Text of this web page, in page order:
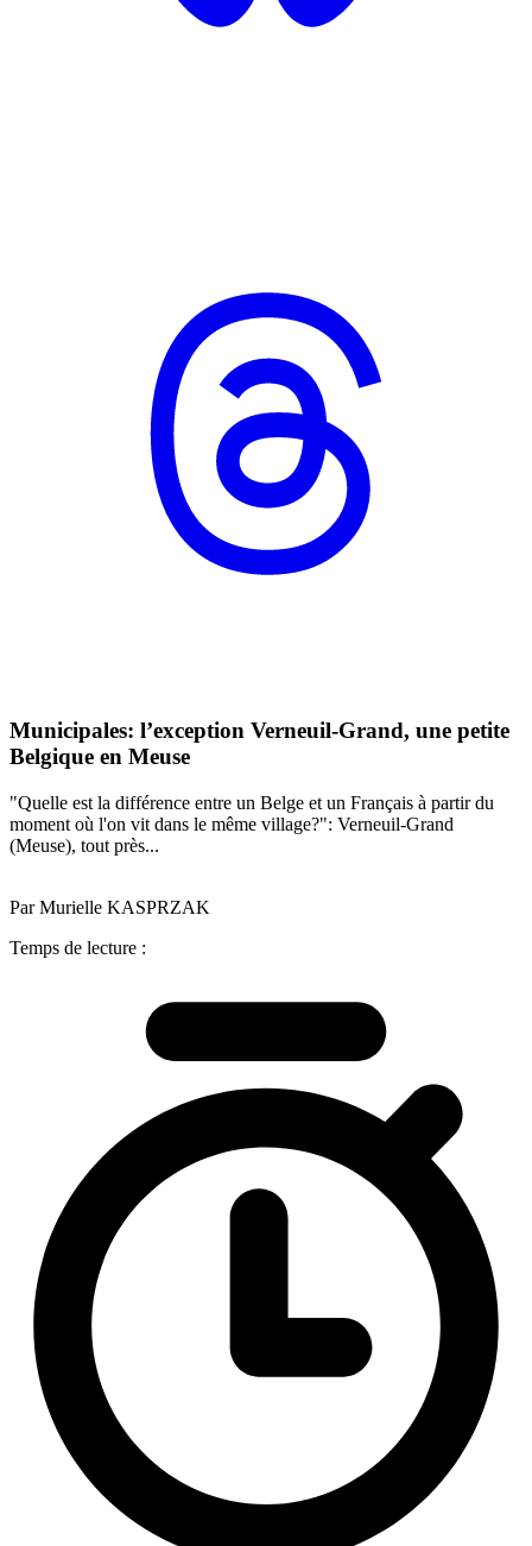
Municipales: l’exception Verneuil-Grand, une petite
Belgique en Meuse
"Quelle est la différence entre un Belge et un Français à partir du
moment où l'on vit dans le même village?": Verneuil-Grand
(Meuse), tout près...
Par Murielle KASPRZAK
Temps de lecture :